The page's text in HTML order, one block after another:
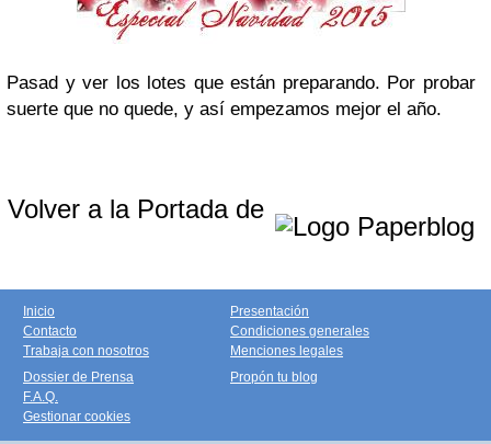
Pasad y ver los lotes que están preparando. Por probar
suerte que no quede, y así empezamos mejor el año.
Volver a la Portada de
Inicio
Contacto
Trabaja con nosotros
Presentación
Condiciones generales
Menciones legales
Dossier de Prensa
F.A.Q.
Gestionar cookies
Propón tu blog